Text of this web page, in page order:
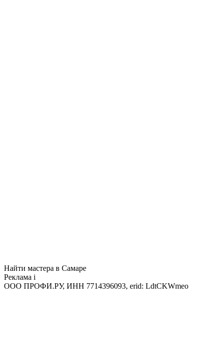
Найти мастера в Самаре
Реклама i
ООО ПРОФИ.РУ, ИНН 7714396093, erid: LdtCKWmeo